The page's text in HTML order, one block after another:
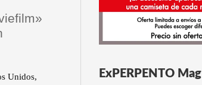
Unidos,
ExPERPENTO Mag